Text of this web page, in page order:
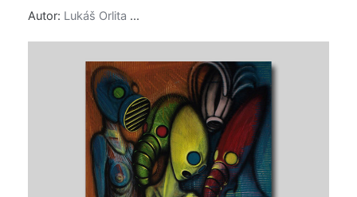
Autor: Lukáš Orlita ...